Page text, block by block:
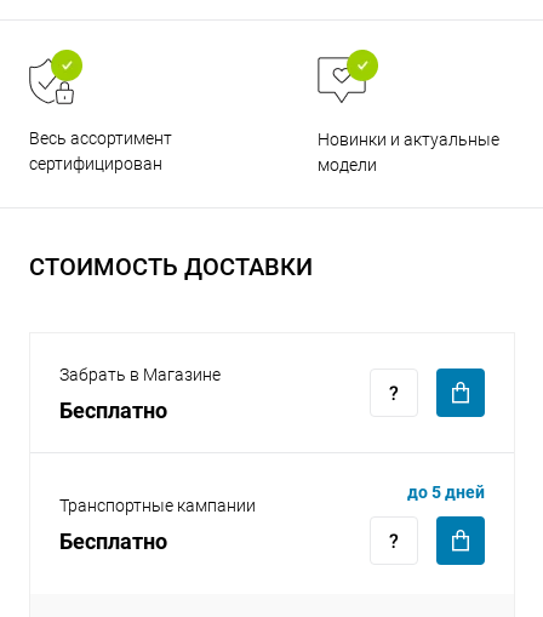
Весь ассортимент
сертифицирован
Новинки и актуальные
модели
СТОИМОСТЬ ДОСТАВКИ
Забрать в Магазине
Бесплатно
Транспортные кампании
Бесплатно
до 5 дней
раз в 2 недели